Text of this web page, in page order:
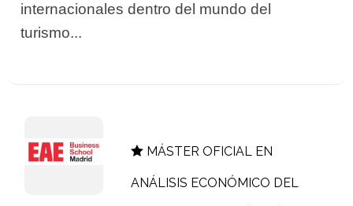
internacionales dentro del mundo del
turismo...
MÁSTER OFICIAL EN
ANÁLISIS ECONÓMICO DEL